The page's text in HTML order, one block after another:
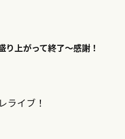
上がって終了〜感謝！
ライブ！